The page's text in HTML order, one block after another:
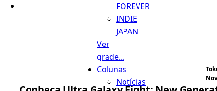
FOREVER
INDIE
JAPAN
Ver
grade...
Colunas
Notícias